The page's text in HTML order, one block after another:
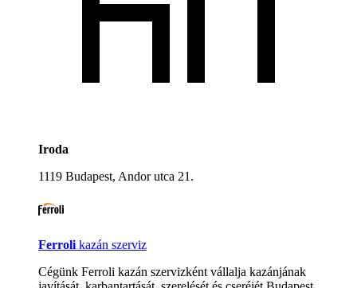
Iroda
1119 Budapest, Andor utca 21.
Ferroli kazán szerviz
Cégünk Ferroli kazán szervizként vállalja kazánjának